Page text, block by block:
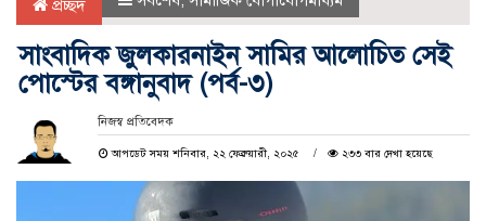
প্রচ্ছদ
সাংবাদিক জুলকারনাইন সামির আলোচিত সেই
পোস্টের বঙ্গানুবাদ (পর্ব-৩)
নিজস্ব প্রতিবেদক
আপডেট সময় শনিবার, ২২ ফেব্রুয়ারী, ২০২৫ ২৩৩ বার দেখা হয়েছে